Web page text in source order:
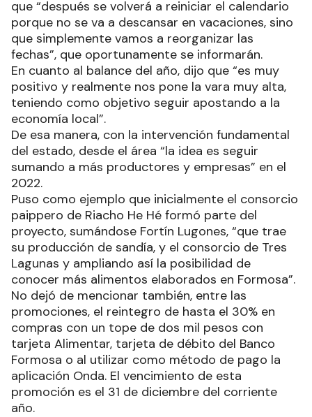
que “después se volverá a reiniciar el calendario
porque no se va a descansar en vacaciones, sino
que simplemente vamos a reorganizar las
fechas”, que oportunamente se informarán.
En cuanto al balance del año, dijo que “es muy
positivo y realmente nos pone la vara muy alta,
teniendo como objetivo seguir apostando a la
economía local”.
De esa manera, con la intervención fundamental
del estado, desde el área “la idea es seguir
sumando a más productores y empresas” en el
2022.
Puso como ejemplo que inicialmente el consorcio
paippero de Riacho He Hé formó parte del
proyecto, sumándose Fortín Lugones, “que trae
su producción de sandía, y el consorcio de Tres
Lagunas y ampliando así la posibilidad de
conocer más alimentos elaborados en Formosa”.
No dejó de mencionar también, entre las
promociones, el reintegro de hasta el 30% en
compras con un tope de dos mil pesos con
tarjeta Alimentar, tarjeta de débito del Banco
Formosa o al utilizar como método de pago la
aplicación Onda. El vencimiento de esta
promoción es el 31 de diciembre del corriente
año.